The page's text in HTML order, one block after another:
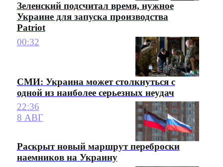
Зеленский подсчитал время, нужное
Украине для запуска производства
Patriot
00:32
СМИ: Украина может столкнуться с
одной из наиболее серьезных неудач
22:36
8 АВГ
Раскрыт новый маршрут переброски
наемников на Украину